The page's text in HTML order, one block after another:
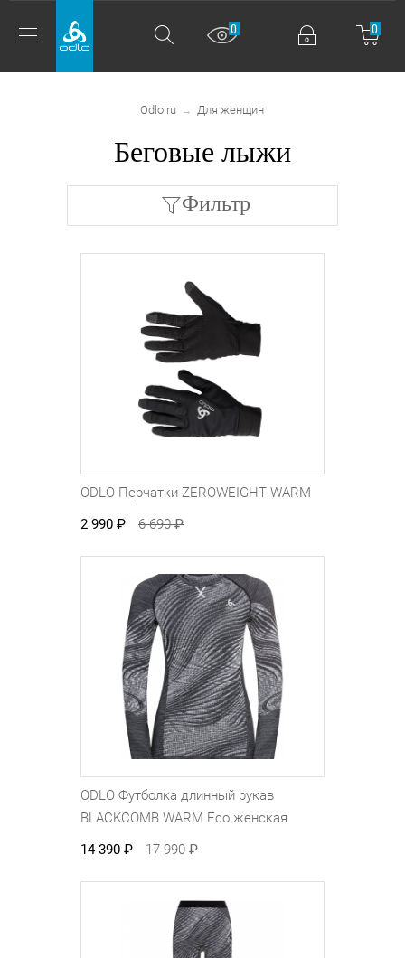
0
0
Odlo.ru → Для женщин
Беговые лыжи
Фильтр
ODLO Перчатки ZEROWEIGHT WARM
2 990 ₽ 6 690₽
ODLO Футболка длинный рукав
BLACKCOMB WARM Eco женская
14 390 ₽ 17 990₽